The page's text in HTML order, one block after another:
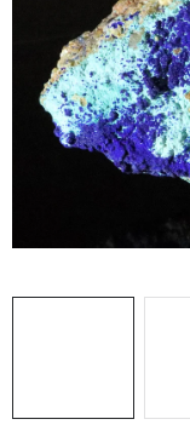
NALEZIŠTĚ
NÁŠ PŘÍBĚH